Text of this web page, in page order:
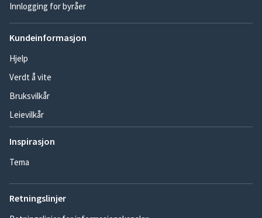
Innlogging for byråer
Kundeinformasjon
Hjelp
Verdt å vite
Bruksvilkår
Leievilkår
Inspirasjon
Tema
Retningslinjer